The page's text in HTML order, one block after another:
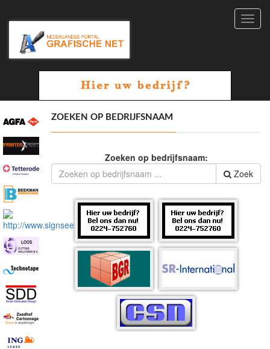
ZOEKEN OP BEDRIJFSNAAM
Zoeken op bedrijfsnaam:
Zoek